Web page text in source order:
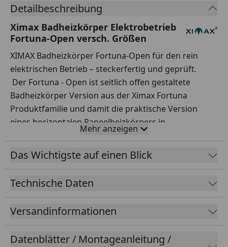
Detailbeschreibung
Ximax Badheizkörper Elektrobetrieb
Fortuna-Open versch. Größen
XIMAX Badheizkörper Fortuna-Open für den rein
elektrischen Betrieb – steckerfertig und geprüft.
Der Fortuna - Open ist seitlich offen gestaltete
Badheizkörper Version aus der Ximax Fortuna
Produktfamilie und damit die praktische Version
eines horizontalen Paneelheizkörpers in
Badheizkörper-Ausführung. Durch die symmetrische
Aufteilung der Paneele kann dieser Badheizkörper
und Handtuchwärmer ideal um 180° gedreht werden.
bestimmt werden.
Die ausgewogene und harmonische Verteilung und
diesem Designheizkörper die eigene, moderne Optik.
Mehr anzeigen
Das Wichtigste auf einen Blick
Technische Daten
Versandinformationen
Datenblätter / Montageanleitung /